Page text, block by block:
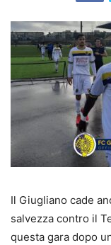
Il Giugliano cade
salvezza contro il
questa gara dopo